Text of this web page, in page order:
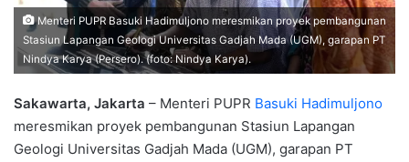
Menteri PUPR Basuki Hadimuljono meresmikan proyek pembangunan
Stasiun Lapangan Geologi Universitas Gadjah Mada (UGM), garapan PT
Nindya Karya (Persero). (foto: Nindya Karya).
Sakawarta, Jakarta – Menteri PUPR Basuki Hadimuljono
meresmikan proyek pembangunan Stasiun Lapangan
Geologi Universitas Gadjah Mada (UGM), garapan PT